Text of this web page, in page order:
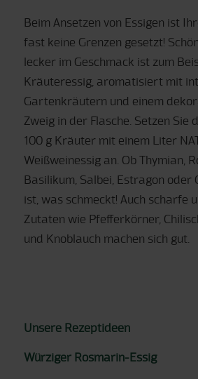
Beim Ansetzen von Essigen ist
fast keine Grenzen gesetzt!
lecker im Geschmack ist zum
Kräuteressig, aromatisiert mit
Gartenkräutern und einem
Zweig in der Flasche. Setzen Sie
100 g Kräuter mit einem Liter
Weißweinessig an. Ob Thymian,
Basilikum, Salbei, Estragon oder
ist, was schmeckt! Auch scharfe
Zutaten wie Pfefferkörner,
und Knoblauch machen sich gut.
Unsere Rezeptideen
Würziger Rosmarin-Essig